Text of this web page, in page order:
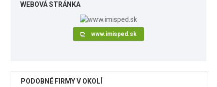
WEBOVÁ STRÁNKA
www.imisped.sk
PODOBNÉ FIRMY V OKOLÍ